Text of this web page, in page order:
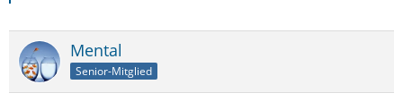
Mental
Senior-Mitglied